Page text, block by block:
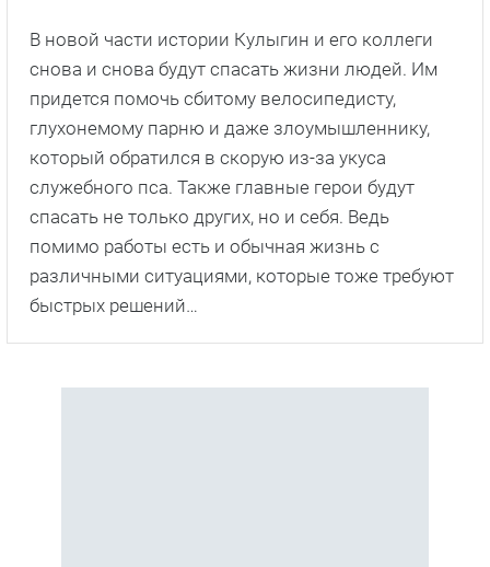
В новой части истории Кулыгин и его коллеги
снова и снова будут спасать жизни людей. Им
придется помочь сбитому велосипедисту,
глухонемому парню и даже злоумышленнику,
который обратился в скорую из-за укуса
служебного пса. Также главные герои будут
спасать не только других, но и себя. Ведь
помимо работы есть и обычная жизнь с
различными ситуациями, которые тоже требуют
быстрых решений…